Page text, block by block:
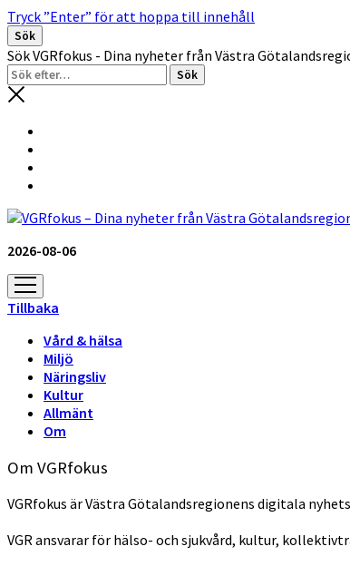
Tryck ”Enter” för att hoppa till innehåll
Sök
Sök VGRfokus - Dina nyheter från Västra
2026-08-06
öppna
meny
Tillbaka
Vård & hälsa
Miljö
Näringsliv
Kultur
Allmänt
Om
Om VGRfokus
VGRfokus är Västra Götalandsregionens digitala
VGR ansvarar för hälso- och sjukvård, kultur,